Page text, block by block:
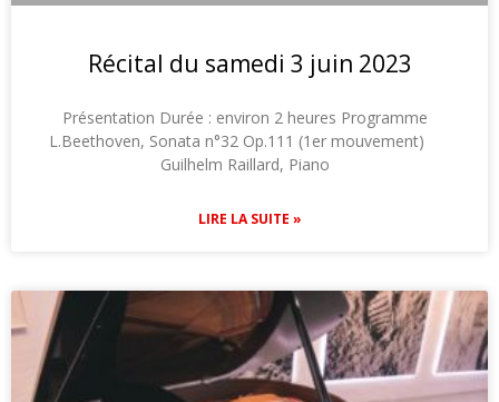
Récital du samedi 3 juin 2023
Présentation Durée : environ 2 heures Programme
L.Beethoven, Sonata n°32 Op.111 (1er mouvement)
Guilhelm Raillard, Piano
LIRE LA SUITE »